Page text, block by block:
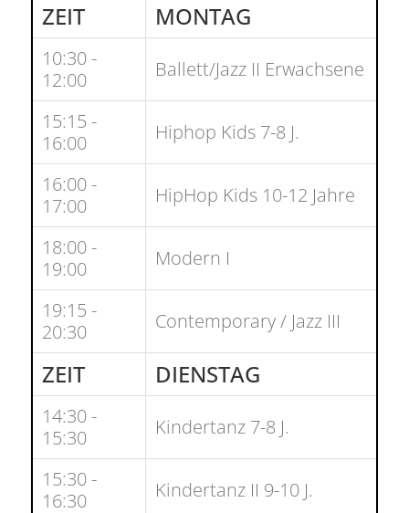
ZEIT MONTAG
10:30 -
12:00
Ballett/Jazz II Erwachsene
15:15 -
16:00
Hiphop Kids 7-8 J.
16:00 -
17:00
HipHop Kids 10-12 Jahre
18:00 -
19:00
Modern I
19:15 -
20:30
Contemporary / Jazz III
ZEIT DIENSTAG
14:30 -
15:30
Kindertanz 7-8 J.
15:30 -
16:30
Kindertanz II 9-10 J.